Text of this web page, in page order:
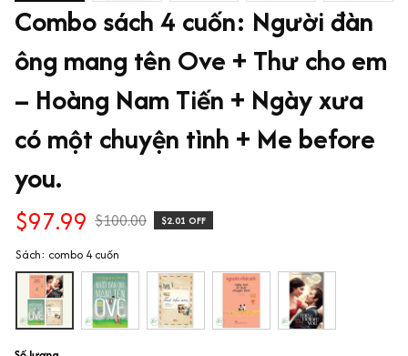
Combo sách 4 cuốn: Người đàn
ông mang tên Ove + Thư cho em
– Hoàng Nam Tiến + Ngày xưa
có một chuyện tình + Me before
you.
$97.99 $100.00 $2.01 OFF
Sách: combo 4 cuốn